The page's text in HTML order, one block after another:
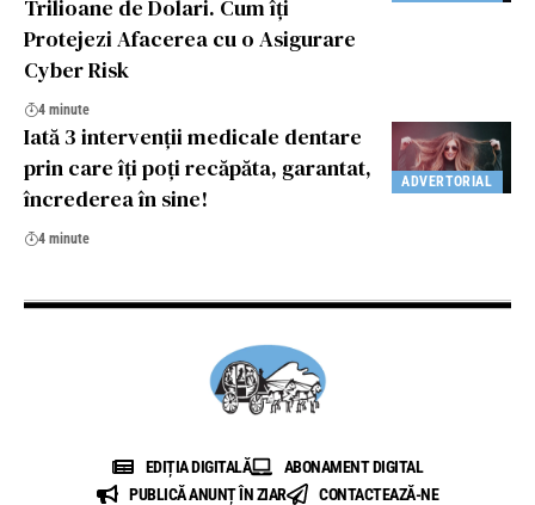
Trilioane de Dolari. Cum îți
Protejezi Afacerea cu o Asigurare
Cyber Risk
4 minute
ADVERTORIAL
Iată 3 intervenții medicale dentare
prin care îți poți recăpăta, garantat,
încrederea în sine!
4 minute
EDIȚIA DIGITALĂ
ABONAMENT DIGITAL
PUBLICĂ ANUNȚ ÎN ZIAR
CONTACTEAZĂ-NE